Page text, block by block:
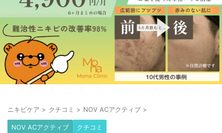
ニキビケア > クチコミ > NOV ACアクティブ >
NOV ACアクティブ クチコミ